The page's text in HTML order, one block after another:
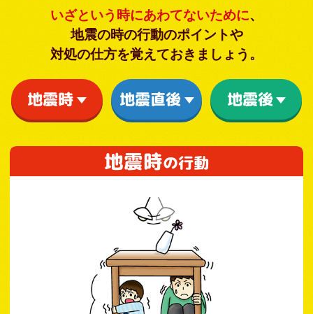
いざという時にあわてないために、
地震の時の行動のポイントや
対処の仕方を覚えておきましょう。
地震時 地震直後 地震後
地震時の行動